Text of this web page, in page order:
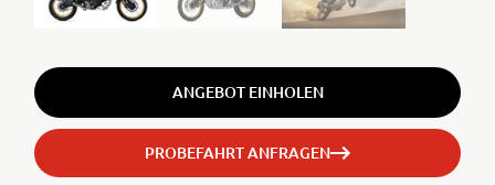
ANGEBOT EINHOLEN
PROBEFAHRT ANFRAGEN